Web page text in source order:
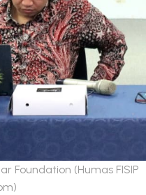
Foundation (Humas FISIP